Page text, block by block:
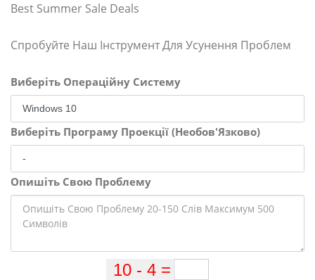
Best Summer Sale Deals
Спробуйте Наш Інструмент Для Усунення Проблем
Виберіть Операційну Систему
Виберіть Програму Проекції (Необов'Язково)
Опишіть Свою Проблему